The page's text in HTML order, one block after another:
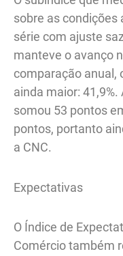
sobre as condições
série com ajuste
manteve o avanço
comparação anual,
ainda maior:
somou 53 pontos
pontos, portanto
a CNC.
Expectativas
O Índice de
Comércio também